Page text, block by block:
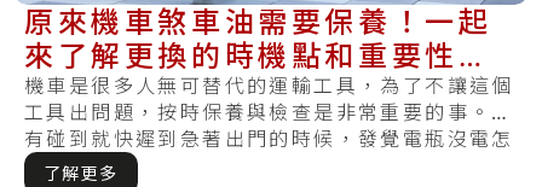
原來機車煞車油需要保養！一起
來了解更換的時機點和重要性，
使你不會又煞不住
機車是很多人無可替代的運輸工具，為了不讓這個
工具出問題，按時保養與檢查是非常重要的事。你
有碰到就快遲到急著出門的時候，發覺電瓶沒電怎
麼樣.....
了解更多